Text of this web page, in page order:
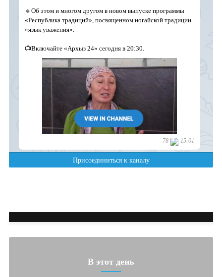
В этот день